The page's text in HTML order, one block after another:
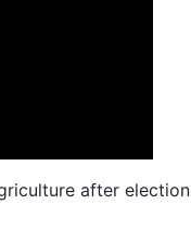
after election